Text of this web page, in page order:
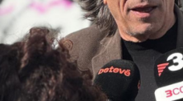
comunicación y PR